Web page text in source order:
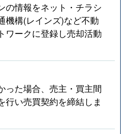
の情報をネット・チラシ
機構(レインズ)など不動
ワークに登録し売却活動
った場合、売主・買主間
行い売買契約を締結しま